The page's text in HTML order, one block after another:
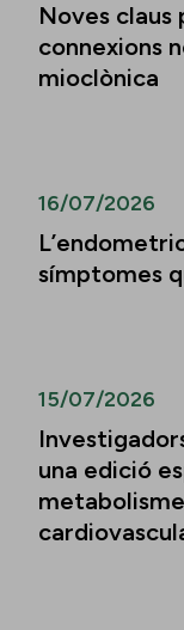
Noves
connexions
mioclònica
16/07/2026
símptomes
15/07/2026
una edició